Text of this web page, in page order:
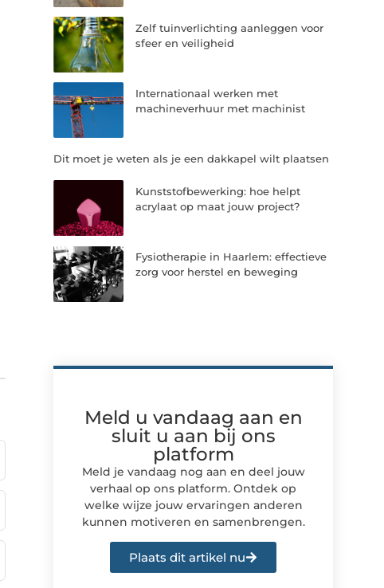
Zelf tuinverlichting aanleggen voor
sfeer en veiligheid
Internationaal werken met
machineverhuur met machinist
Dit moet je weten als je een dakkapel wilt plaatsen
Kunststofbewerking: hoe helpt
acrylaat op maat jouw project?
Fysiotherapie in Haarlem: effectieve
zorg voor herstel en beweging
Meld u vandaag aan en
sluit u aan bij ons
platform
Meld je vandaag nog aan en deel jouw
verhaal op ons platform. Ontdek op
welke wijze jouw ervaringen anderen
kunnen motiveren en samenbrengen.
Plaats dit artikel nu